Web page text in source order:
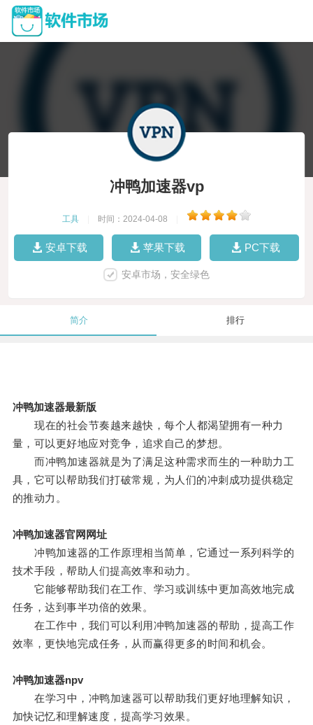
冲鸭加速器vp
工具 时间：2024-04-08
安卓下载 苹果下载 PC下载
安卓市场，安全绿色
简介 排行
冲鸭加速器最新版
现在的社会节奏越来越快，每个人都渴望拥有一种力
量，可以更好地应对竞争，追求自己的梦想。
而冲鸭加速器就是为了满足这种需求而生的一种助力工
具，它可以帮助我们打破常规，为人们的冲刺成功提供稳定
的推动力。
冲鸭加速器官网网址
冲鸭加速器的工作原理相当简单，它通过一系列科学的
技术手段，帮助人们提高效率和动力。
它能够帮助我们在工作、学习或训练中更加高效地完成
任务，达到事半功倍的效果。
在工作中，我们可以利用冲鸭加速器的帮助，提高工作
效率，更快地完成任务，从而赢得更多的时间和机会。
冲鸭加速器npv
在学习中，冲鸭加速器可以帮助我们更好地理解知识，
加快记忆和理解速度，提高学习效果。